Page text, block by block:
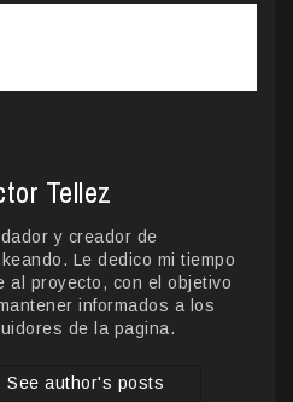
Tellez
y creador de
Le dedico mi tiempo
al proyecto, con el objetivo
informados a los
de la pagina.
See author's posts